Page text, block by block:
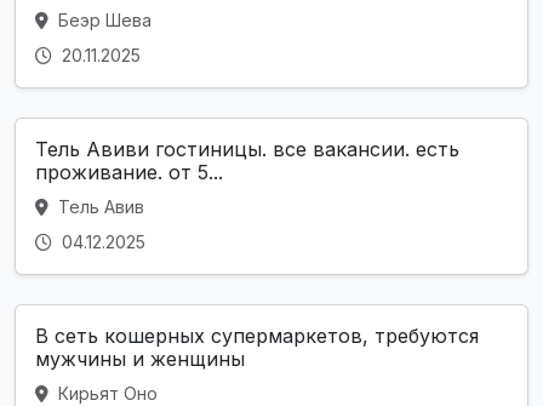
Беэр Шева
20.11.2025
Тель Авиви гостиницы. все вакансии. есть
проживание. от 5...
Тель Авив
04.12.2025
В сеть кошерных супермаркетов, требуются
мужчины и женщины
Кирьят Оно